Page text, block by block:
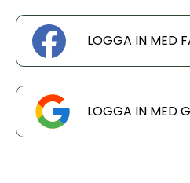
LOGGA IN MED
LOGGA IN MED